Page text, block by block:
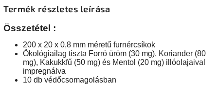
Termék részletes leírása
Összetétel :
200 x 20 x 0,8 mm méretű furnércsíkok
Ökológiailag tiszta Forró üröm (30 mg), Koriander (80
mg), Kakukkfű (50 mg) és Mentol (20 mg) illóolajaival
impregnálva
10 db védőcsomagolásban